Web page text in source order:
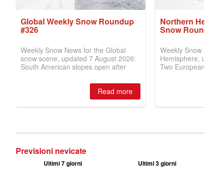
Previsioni nevicate
Ultimi 7 giorni Ultimi 3 giorni